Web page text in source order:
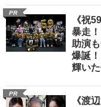
PR
《祝
暴走
助演
爆誕
輝い
PR
《渡